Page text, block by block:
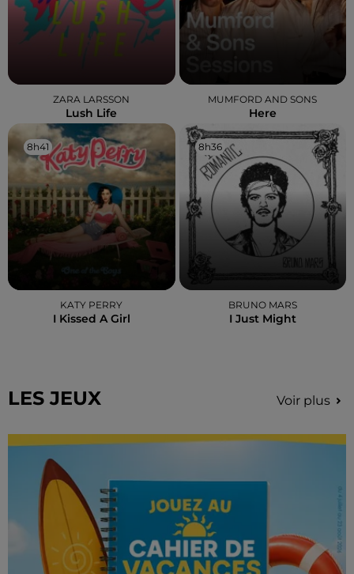
ZARA LARSSON
Lush Life
MUMFORD AND SONS
Here
8h41
8h41
KATY PERRY
I Kissed A Girl
8h36
8h36
BRUNO MARS
I Just Might
LES JEUX Voir plus